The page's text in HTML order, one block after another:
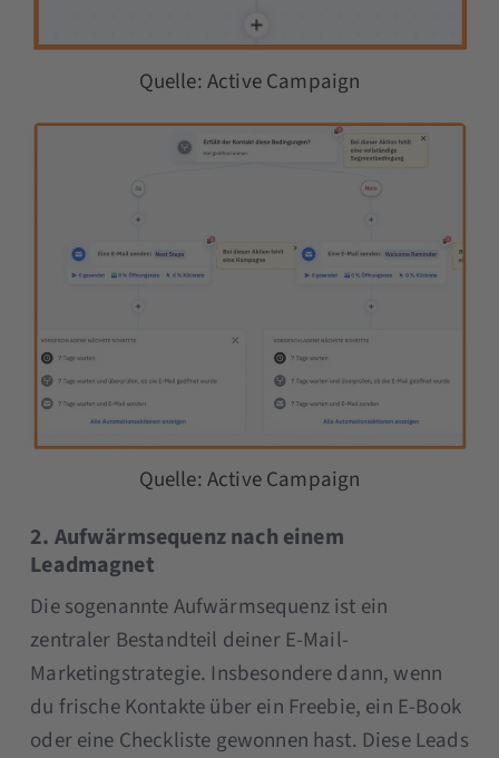
Quelle: Active Campaign
Quelle: Active Campaign
2. Aufwärmsequenz nach einem
Leadmagnet
Die sogenannte Aufwärmsequenz ist ein
zentraler Bestandteil deiner E-Mail-
Marketingstrategie. Insbesondere dann, wenn
du frische Kontakte über ein Freebie, ein E-Book
oder eine Checkliste gewonnen hast. Diese Leads